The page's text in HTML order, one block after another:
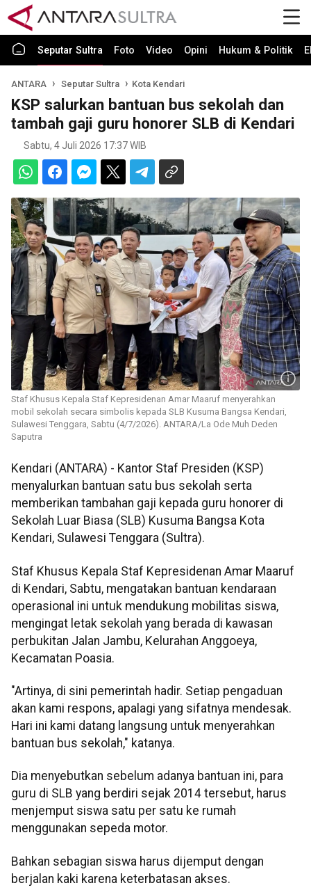
Seputar Sultra Foto Video Opini Hukum & Politik
ANTARA Seputar Sultra Kota Kendari
KSP salurkan bantuan bus sekolah dan
tambah gaji guru honorer SLB di Kendari
Sabtu, 4 Juli 2026 17:37 WIB
Staf Khusus Kepala Staf Kepresidenan Amar Maaruf menyerahkan
mobil sekolah secara simbolis kepada SLB Kusuma Bangsa Kendari,
Sulawesi Tenggara, Sabtu (4/7/2026). ANTARA/La Ode Muh Deden
Saputra
Kendari (ANTARA) - Kantor Staf Presiden (KSP)
menyalurkan bantuan satu bus sekolah serta
memberikan tambahan gaji kepada guru honorer di
Sekolah Luar Biasa (SLB) Kusuma Bangsa Kota
Kendari, Sulawesi Tenggara (Sultra).
Staf Khusus Kepala Staf Kepresidenan Amar Maaruf
di Kendari, Sabtu, mengatakan bantuan kendaraan
operasional ini untuk mendukung mobilitas siswa,
mengingat letak sekolah yang berada di kawasan
perbukitan Jalan Jambu, Kelurahan Anggoeya,
Kecamatan Poasia.
"Artinya, di sini pemerintah hadir. Setiap pengaduan
akan kami respons, apalagi yang sifatnya mendesak.
Hari ini kami datang langsung untuk menyerahkan
bantuan bus sekolah," katanya.
Dia menyebutkan sebelum adanya bantuan ini, para
guru di SLB yang berdiri sejak 2014 tersebut, harus
menjemput siswa satu per satu ke rumah
menggunakan sepeda motor.
Bahkan sebagian siswa harus dijemput dengan
berjalan kaki karena keterbatasan akses.